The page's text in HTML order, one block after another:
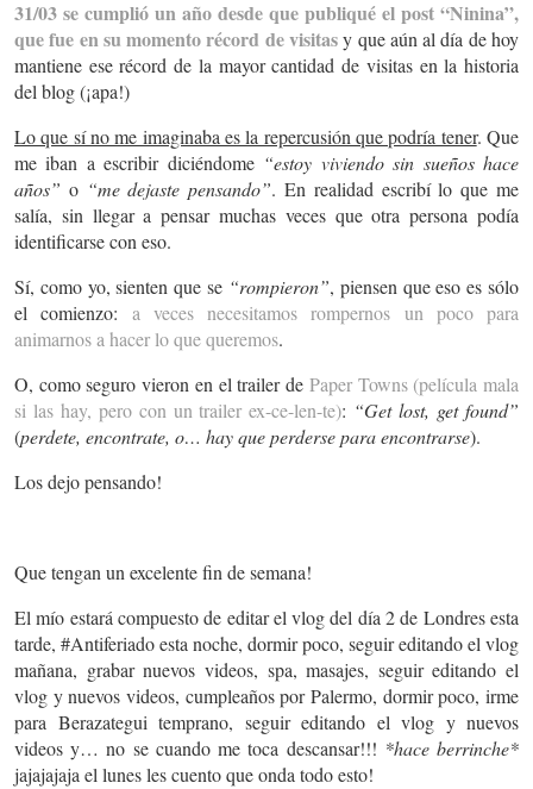
31/03 se cumplió un año desde que publiqué el post “Ninina”,
que fue en su momento récord de visitasy que aún al día de hoy
mantiene ese récord de la mayor cantidad de visitas en la historia
del blog (¡apa!)
Lo que sí no me imaginaba es la repercusión que podría tener. Que
me iban a escribir diciéndome “estoy viviendo sin sueños hace
años” o “me dejaste pensando”. En realidad escribí lo que me
salía, sin llegar a pensar muchas veces que otra persona podía
identificarse con eso.
Sí, como yo, sienten que se “rompieron”, piensen que eso es sólo
el comienzo: a veces necesitamos rompernos un poco para
animarnos a hacer lo que queremos.
O, como seguro vieron en el trailer de Paper Towns (película mala
si las hay, pero con un trailer ex-ce-len-te): “Get lost, get found”
(perdete, encontrate, o… hay que perderse para encontrarse).
Los dejo pensando!
Que tengan un excelente fin de semana!
El mío estará compuesto de editar el vlog del día 2 de Londres esta
tarde, #Antiferiado esta noche, dormir poco, seguir editando el vlog
mañana, grabar nuevos videos, spa, masajes, seguir editando el
vlog y nuevos videos, cumpleaños por Palermo, dormir poco, irme
para Berazategui temprano, seguir editando el vlog y nuevos
videos y… no se cuando me toca descansar!!! *hace berrinche*
jajajajaja el lunes les cuento que onda todo esto!